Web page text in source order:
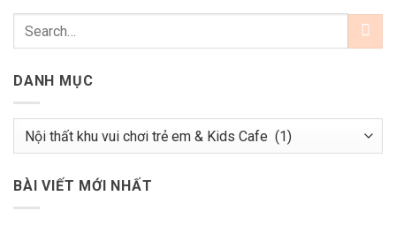
DANH MỤC
Danh
mục
BÀI VIẾT MỚI NHẤT